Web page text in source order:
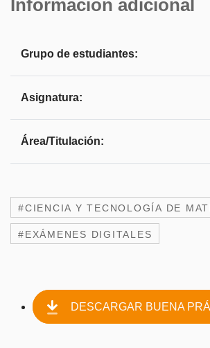
Información adicional
Grupo de estudiantes:
Asignatura:
Área/Titulación:
#CIENCIA Y TECNOLOGÍA DE
#EXÁMENES DIGITALES
DESCARGAR BUENA